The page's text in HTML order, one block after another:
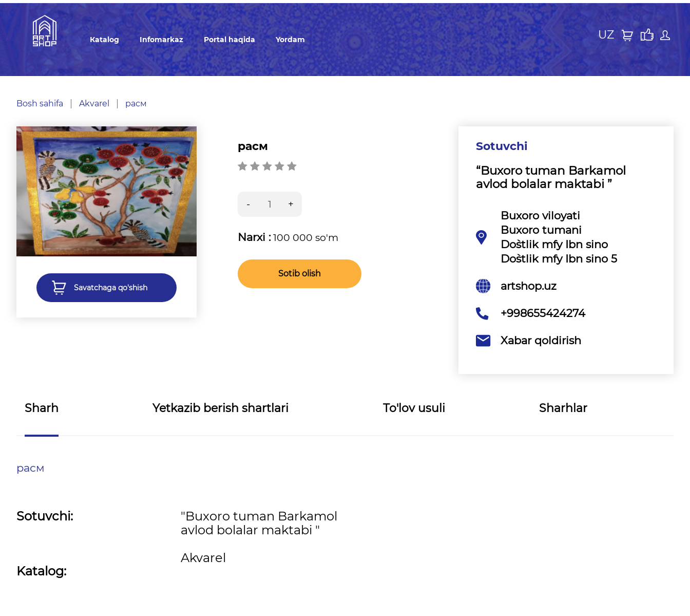
Кatalog Infomarkaz Portal haqida Yordam UZ
Bosh sahifa Akvarel расм
Savatchaga qo'shish
расм
Narxi :100 000 so'm
Sotib olish
Sotuvchi
“Buxoro tuman Barkamol
avlod bolalar maktabi ”
Buxoro viloyati
Buxoro tumani
Do`stlik mfy Ibn sino
Do`stlik mfy Ibn sino 5
artshop.uz
+998655424274
Xabar qoldirish
Sharh Yetkazib berish shartlari To'lov usuli Sharhlar
расм
Sotuvchi:
Katalog:
"Buxoro tuman Barkamol
avlod bolalar maktabi "
Akvarel